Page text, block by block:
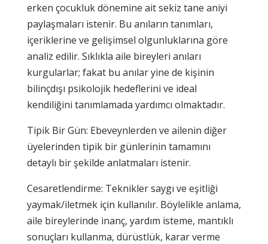
erken çocukluk dönemine ait sekiz tane aniyi
paylaşmaları istenir. Bu anıların tanımları,
içeriklerine ve gelişimsel olgunluklarına göre
analiz edilir. Sıklıkla aile bireyleri anıları
kurgularlar; fakat bu anılar yine de kişinin
bilinçdışı psikolojik hedeflerini ve ideal
kendiliğini tanımlamada yardımcı olmaktadır.
Tipik Bir Gün: Ebeveynlerden ve ailenin diğer
üyelerinden tipik bir günlerinin tamamını
detaylı bir şekilde anlatmaları istenir.
Cesaretlendirme: Teknikler saygı ve eşitliği
yaymak/iletmek için kullanılır. Böylelikle anlama,
aile bireylerinde inanç, yardım isteme, mantıklı
sonuçları kullanma, dürüstlük, karar verme